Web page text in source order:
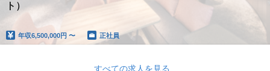
ト）
年収6,500,000円 〜 正社員
すべての求人を見る